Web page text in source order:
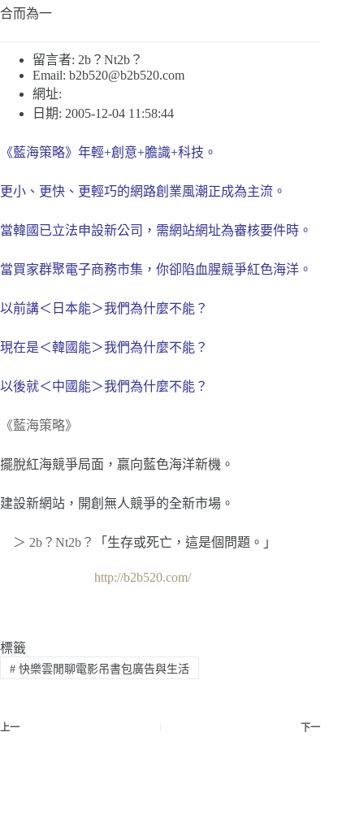
合而為一
留言者: 2b？Nt2b？
Email: b2b520@b2b520.com
網址:
日期: 2005-12-04 11:58:44
《藍海策略》年輕+創意+膽識+科技。
更小、更快、更輕巧的網路創業風潮正成為主流 。
當韓國已立法申設新公司，需網站網址為審核要件時。
當買家群聚電子商務市集，你卻陷血腥競爭紅色海洋。
以前講＜日本能＞我們為什麼不能？
現在是＜韓國能＞我們為什麼不能？
以後就＜中國能＞我們為什麼不能？
《藍海策略》
擺脫紅海競爭局面，嬴向藍色海洋新機。
建設新網站，開創無人競爭的全新市場。
＞ 2b？Nt2b？ 「生存或死亡，這是個問題。」
http://b2b520.com/
標籤
#快樂雲閒聊電影吊書包廣告與生活
上一 下一